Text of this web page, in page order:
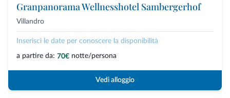
Granpanorama Wellnesshotel Sambergerhof
Villandro
Inserisci le date per conoscere la disponibilità
a partire da: 70€ notte/persona
Vedi alloggio